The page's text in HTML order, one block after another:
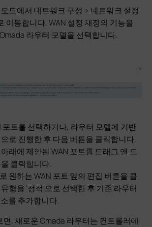
드에서 네트워크 구성 > 네트워크 설정
이동합니다. WAN 설정 재정의 기능을
라우터 모델을 선택합니다.
포트를 선택하거나, 라우터 모델에 기반
로 진행한 후 다음 버튼을 클릭합니다.
래에 제안된 WAN 포트를 드래그 앤 드
클릭합니다.
원하는 WAN 포트 옆의 편집 버튼을 클
형을 '정적'으로 선택한 후 기존 라우터
를 추가합니다.
면, 새로운 Omada 라우터는 컨트롤러에